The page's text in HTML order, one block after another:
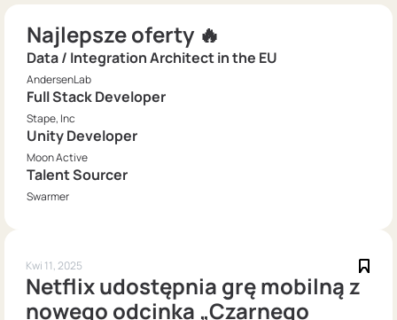
Najlepsze oferty 🔥
Data / Integration Architect in the EU
AndersenLab
Full Stack Developer
Stape, Inc
Unity Developer
Moon Active
Talent Sourcer
Swarmer
Kwi 11, 2025
Netflix udostępnia grę mobilną z
nowego odcinka „Czarnego